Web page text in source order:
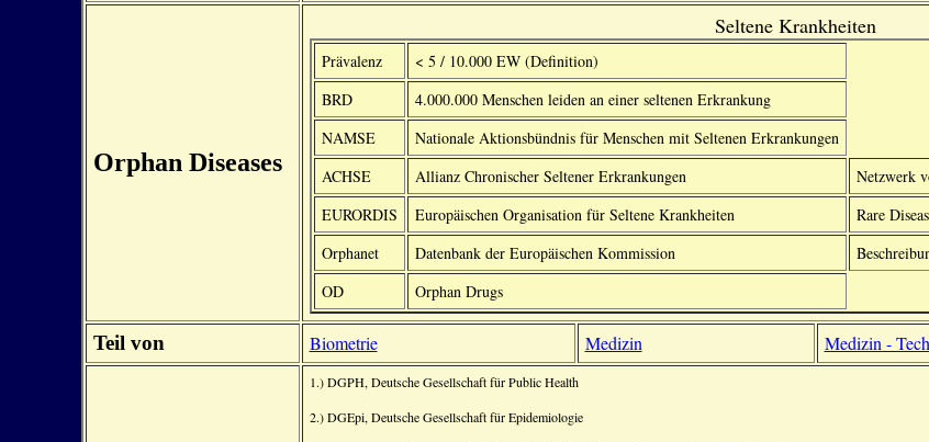
Orphan Diseases
Seltene Krankheiten
Prävalenz
< 5 / 10.000 EW (Definition)
BRD
4.000.000 Menschen leiden an einer seltenen Erkrankung
NAMSE
Nationale Aktionsbündnis für Menschen mit Seltenen Erkrankungen
ACHSE
Allianz Chronischer Seltener Erkrankungen
Netzwerk
EURORDIS
Europäischen Organisation für Seltene Krankheiten
Rare
Orphanet
Datenbank der Europäischen Kommission
OD
Orphan Drugs
Teil von Biometrie Medizin Medizin -
1.) DGPH, Deutsche Gesellschaft für Public Health
2.) DGEpi, Deutsche Gesellschaft für Epidemiologie